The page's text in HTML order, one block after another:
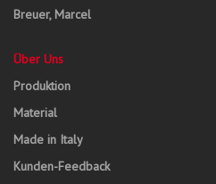
Breuer, Marcel
Über Uns
Produktion
Material
Made in Italy
Kunden-Feedback